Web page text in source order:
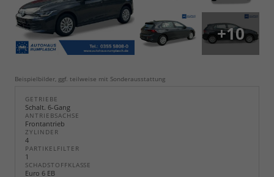
+10
Beispielbilder, ggf. teilweise mit Sonderausstattung
GETRIEBE
Schalt. 6-Gang
ANTRIEBSACHSE
Frontantrieb
ZYLINDER
4
PARTIKELFILTER
1
SCHADSTOFFKLASSE
Euro 6 EB